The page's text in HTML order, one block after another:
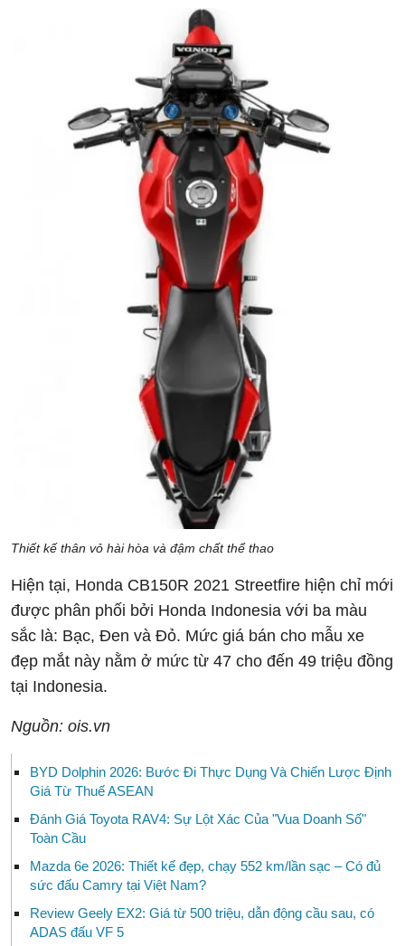
Thiết kế thân vỏ hài hòa và đậm chất thể thao
Hiện tại, Honda CB150R 2021 Streetfire hiện chỉ mới
được phân phối bởi Honda Indonesia với ba màu
sắc là: Bạc, Đen và Đỏ. Mức giá bán cho mẫu xe
đẹp mắt này nằm ở mức từ 47 cho đến 49 triệu đồng
tại Indonesia.
Nguồn: ois.vn
BYD Dolphin 2026: Bước Đi Thực Dụng Và Chiến Lược Định
Giá Từ Thuế ASEAN
Đánh Giá Toyota RAV4: Sự Lột Xác Của "Vua Doanh Số"
Toàn Cầu
Mazda 6e 2026: Thiết kế đẹp, chạy 552 km/lần sạc – Có đủ
sức đấu Camry tại Việt Nam?
Review Geely EX2: Giá từ 500 triệu, dẫn động cầu sau, có
ADAS đấu VF 5